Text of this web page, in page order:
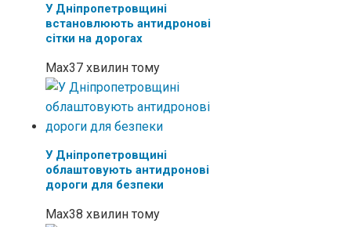
У Дніпропетровщині
встановлюють антидронові
сітки на дорогах
Max37 хвилин тому
У Дніпропетровщині
облаштовують антидронові
дороги для безпеки
Max38 хвилин тому